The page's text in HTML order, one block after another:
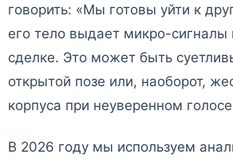
говорить: «Мы готовы уйти к
его тело выдает микро-сигналы
сделке. Это может быть
открытой позе или, наоборот,
корпуса при неуверенном
В 2026 году мы используем